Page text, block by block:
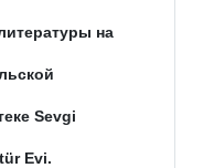
на
Sevgi
Evi.